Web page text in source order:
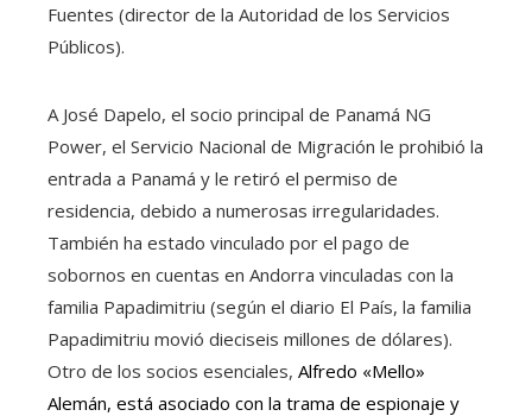
Fuentes (director de la Autoridad de los Servicios
Públicos).
A José Dapelo, el socio principal de Panamá NG
Power, el Servicio Nacional de Migración le prohibió la
entrada a Panamá y le retiró el permiso de
residencia, debido a numerosas irregularidades.
También ha estado vinculado por el pago de
sobornos en cuentas en Andorra vinculadas con la
familia Papadimitriu (según el diario El País, la familia
Papadimitriu movió dieciseis millones de dólares).
Otro de los socios esenciales, Alfredo «Mello»
Alemán, está asociado con la trama de espionaje y